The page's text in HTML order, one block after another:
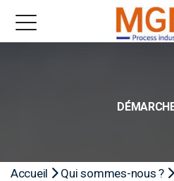
Accueil Qui sommes-nous ?